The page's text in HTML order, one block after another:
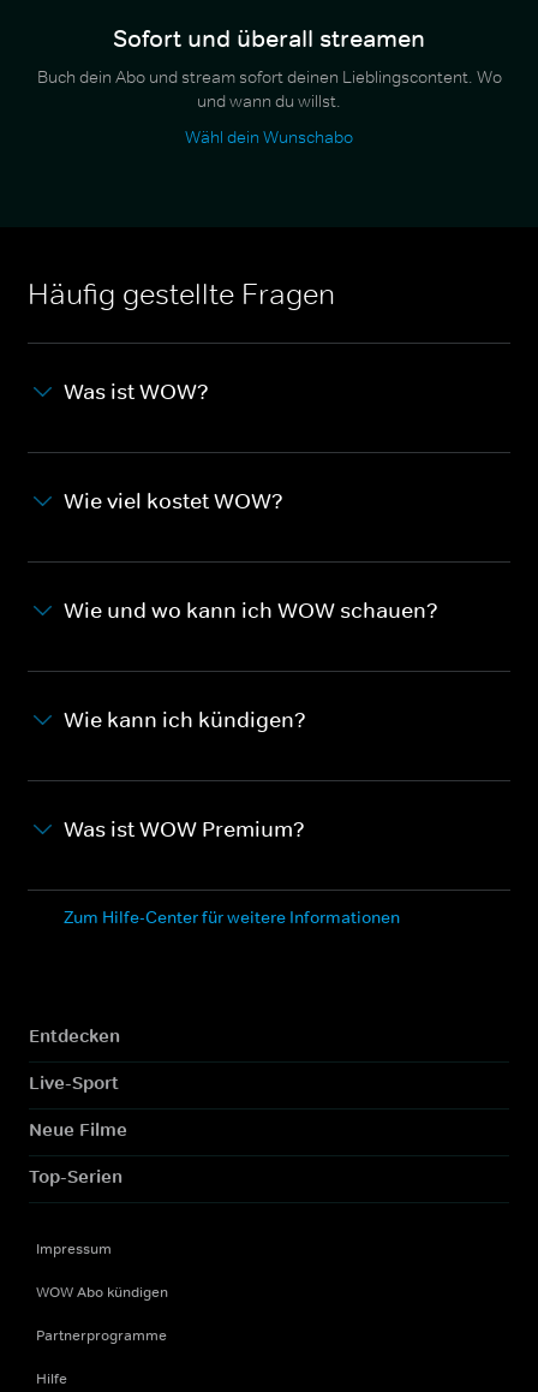
Sofort und überall streamen
Buch dein Abo und stream sofort deinen Lieblingscontent. Wo
und wann du willst.
Wähl dein Wunschabo
Häufig gestellte Fragen
Was ist WOW?
Wie viel kostet WOW?
Wie und wo kann ich WOW schauen?
Wie kann ich kündigen?
Was ist WOW Premium?
Zum Hilfe-Center für weitere Informationen
Entdecken
Live-Sport
Neue Filme
Top-Serien
Impressum
WOW Abo kündigen
Partnerprogramme
Hilfe